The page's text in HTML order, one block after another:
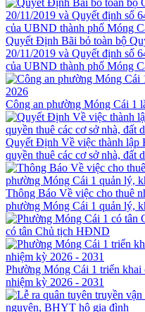
Quyết Định Bãi bỏ toàn bộ
20/11/2019 và Quyết định số
của UBND thành phố Móng
Công an phường Móng Cái 1
Quyết Định Về việc thành lập
quyền thuê các cơ sở nhà, đất
Thông Báo Về việc cho thuê
phường Móng Cái 1 quản lý,
có tân Chủ tịch HĐND
Phường Móng Cái 1 triển
nhiệm kỳ 2026 - 2031